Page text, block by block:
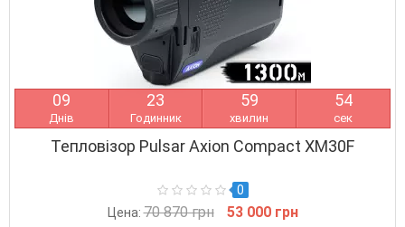
09
Днів
23
Годинник
59
хвилин
53
сек
Тепловізор Pulsar Axion Compact XM30F
0
Цена:70 870 грн 53 000 грн